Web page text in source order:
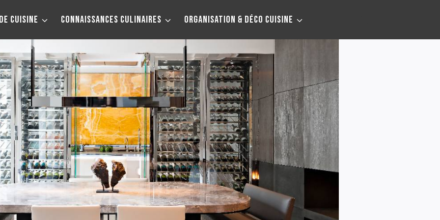
CUISINE CONNAISSANCES CULINAIRES ORGANISATION & DÉCO CUISINE